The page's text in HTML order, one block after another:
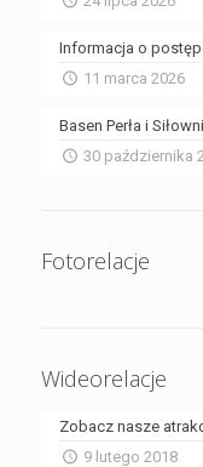
Informacja o
11 marca 2026
Basen Perła i
30 października
Fotorelacje
Wideorelacje
Zobacz nasze
9 lutego 2018